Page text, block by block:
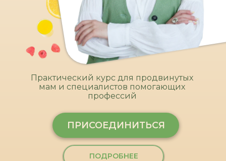
Практический курс для продвинутых
мам и специалистов помогающих
профессий
ПОДРОБНЕЕ
ПРИСОЕДИНИТЬСЯ